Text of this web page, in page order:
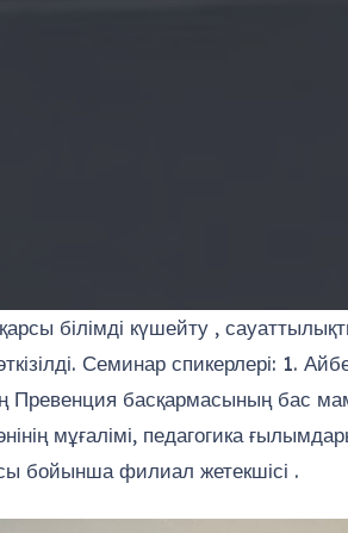
білімді күшейту ,
Семинар спикерлері: 1.
Превенция басқармасының бас
мұғалімі, педагогика
бойынша филиал жетекшісі .